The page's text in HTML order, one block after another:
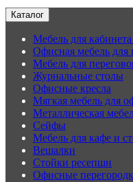
Каталог
Мебель для
Офисная мебель для
Мебель для
Журнальные столы
Офисные кресла
Мягкая мебель для
Металлическая
Сейфы
Мебель для кафе и
Вешалки
Стойки ресепшн
Офисные